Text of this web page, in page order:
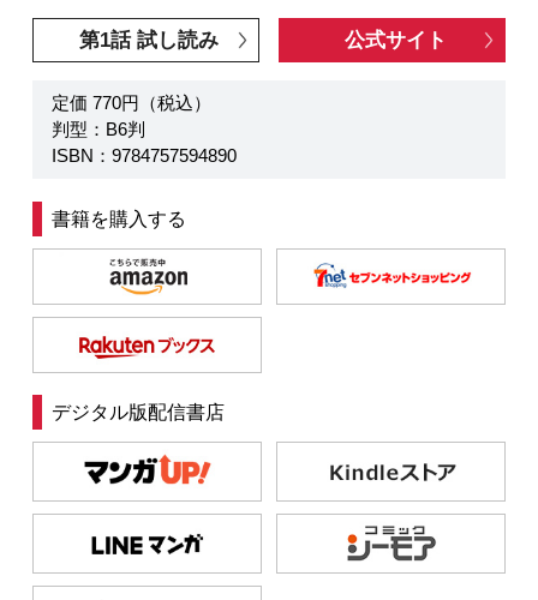
第1話 試し読み 公式サイト
定価 770円（税込）
判型：B6判
ISBN：9784757594890
書籍を購入する
デジタル版配信書店